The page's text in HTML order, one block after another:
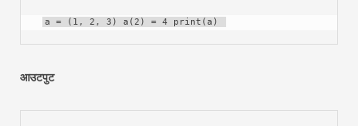
a = (1, 2, 3) a(2) = 4 print(a)
आउटपुट